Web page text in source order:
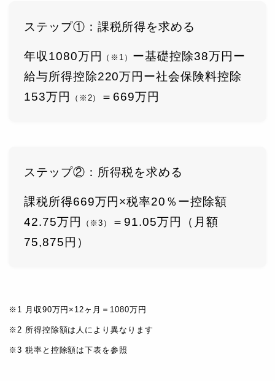
ステップ①：課税所得を求める
年収1080万円 （※1） ー基礎控除38万円ー
給与所得控除220万円ー社会保険料控除
153万円
（※2） ＝669万円
ステップ②：所得税を求める
課税所得669万円×税率20％ー控除額
42.75万円
（※3）
＝91.05万円（月額
75,875円）
※1 月収90万円×12ヶ月＝1080万円
※2 所得控除額は人により異なります
※3 税率と控除額は下表を参照